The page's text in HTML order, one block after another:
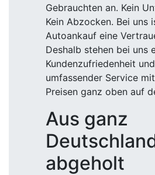
Gebrauchten an. Kein
Kein Abzocken. Bei uns
Autoankauf eine
Deshalb stehen bei uns
Kundenzufriedenheit
umfassender Service
Preisen ganz oben auf
Aus ganz
abgeholt